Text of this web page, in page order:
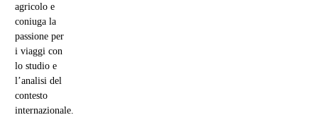
agricolo e
coniuga la
passione per
i viaggi con
lo studio e
l’analisi del
contesto
internazionale.